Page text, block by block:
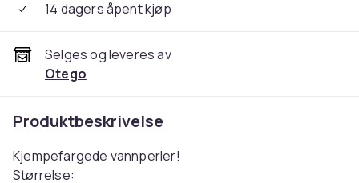
14 dagers åpent kjøp
Selges og leveres av
Otego
Produktbeskrivelse
Kjempefargede vannperler!
Størrelse: